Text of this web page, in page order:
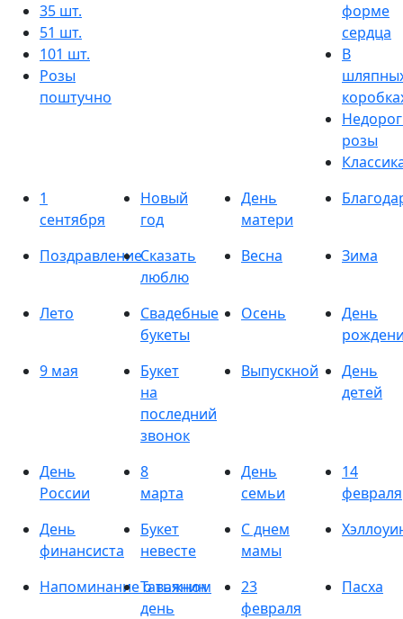
35 шт.
51 шт.
101 шт.
Розы
поштучно
форме
сердца
В
розы
1
сентября
Новый
год
День
матери
ПоздравлениеСказать
люблю
Весна Зима
Лето
Свадебные
букеты
Осень
День
9 мая
Букет
на
последний
звонок
Выпускной
День
детей
День
России
8
марта
День
семьи
14
февраля
День
финансиста
Букет
невесте
С днем
мамы
Напоминание о важном
Татьянин
день
23
февраля
Пасха